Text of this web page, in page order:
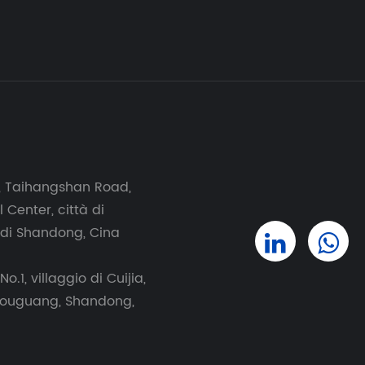
Taihangshan Road,
Center, città di
Shandong, Cina
villaggio di Cuijia,
Shandong,